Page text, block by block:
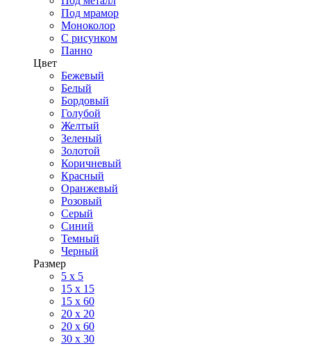
Под мрамор
Моноколор
С рисунком
Панно
Цвет
Бежевый
Белый
Бордовый
Голубой
Желтый
Зеленый
Золотой
Коричневый
Красный
Оранжевый
Розовый
Серый
Синий
Темный
Черный
Размер
5 x 5
15 x 15
15 x 60
20 х 20
20 x 60
30 х 30